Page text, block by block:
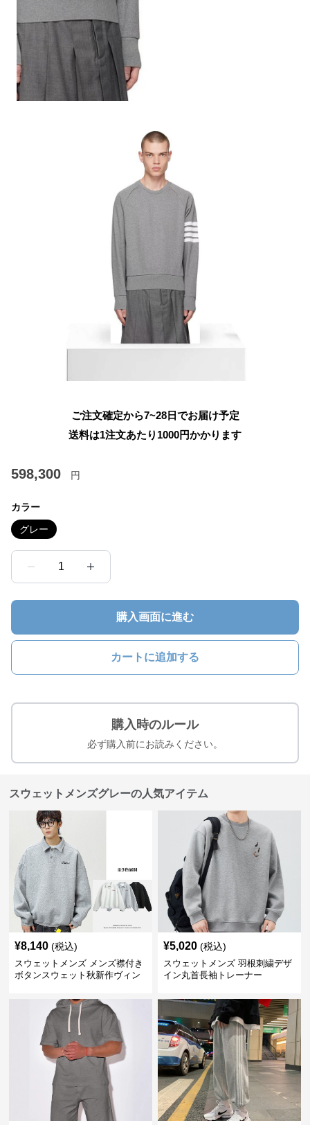
ご注文確定から7~28日でお届け予定
送料は1注文あたり 1000円かかります
598,300 円
カラー
グレー
1
購入画面に進む
カートに追加する
購入時のルール
必ず購入前にお読みください。
スウェットメンズグレーの人気アイテム
¥8,140 (税込)
スウェットメンズ メンズ襟付き
ボタンスウェット秋新作ヴィン
¥5,020 (税込)
スウェットメンズ 羽根刺繍デザ
イン丸首長袖トレーナー